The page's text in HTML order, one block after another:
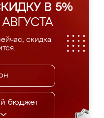
В 5%
скидка
бюджет